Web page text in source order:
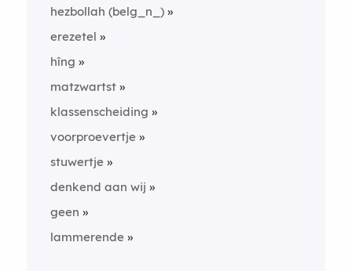
hezbollah (belg_n_)
erezetel
hîng
matzwartst
klassenscheiding
voorproevertje
stuwertje
denkend aan wij
geen
lammerende